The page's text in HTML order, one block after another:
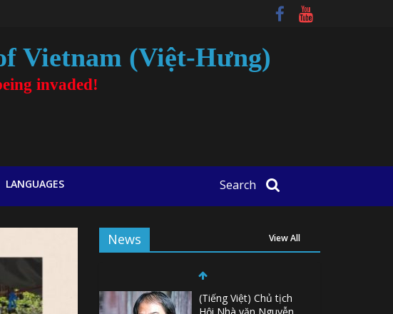
Vietnam (Việt-Hưng)
invaded!
LANGUAGES Search
News View All
(Tiếng Việt) Chủ tịch